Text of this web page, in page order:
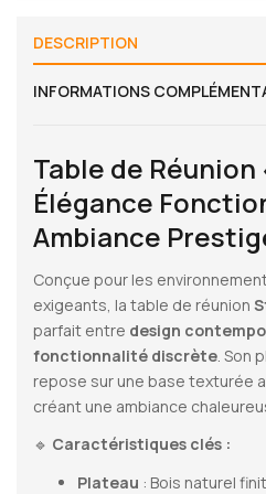
DESCRIPTION
INFORMATIONS
Table de Réunion
Élégance
Ambiance
Conçue pour les
exigeants, la table de réunion
parfait entre design
fonctionnalité discrète . Son
repose sur une base texturée
créant une ambiance
🔹 Caractéristiques clés :
Plateau : Bois naturel